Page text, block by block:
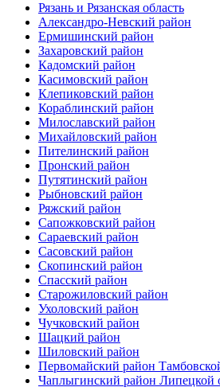
Рязань и Рязанская область
Александро-Невский район
Ермишинский район
Захаровский район
Кадомский район
Касимовский район
Клепиковский район
Кораблинский район
Милославский район
Михайловский район
Пителинский район
Пронский район
Путятинский район
Рыбновский район
Ряжский район
Сапожковский район
Сараевский район
Сасовский район
Скопинский район
Спасский район
Старожиловский район
Ухоловский район
Чучковский район
Шацкий район
Шиловский район
Первомайский район
Чаплыгинский район Липецкой